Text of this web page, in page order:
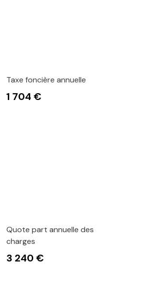
Taxe foncière annuelle
1 704 €
Quote part annuelle des
charges
3 240 €